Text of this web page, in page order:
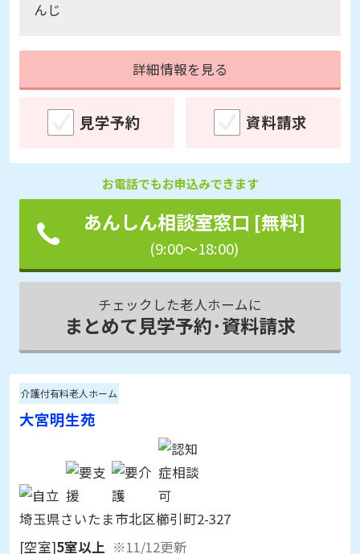
見学予約
お電話でもお申込みできます
あんしん相談室窓口 [無料]
(9:00～18:00)
チェックした老人ホームに
まとめて見学予約･資料請求
大宮明生苑
埼玉県さいたま市北区櫛引町2-327
[空室]5室以上
※11/12更新
入居時費用： 0～126万円
月額利用料：24.5～28万円